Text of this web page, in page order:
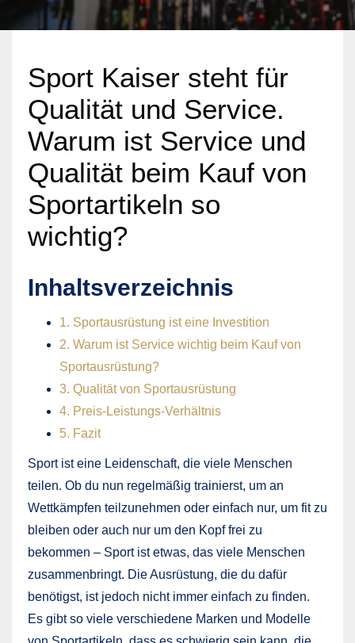
Sport Kaiser steht für
Qualität und Service.
Warum ist Service und
Qualität beim Kauf von
Sportartikeln so
wichtig?
Inhaltsverzeichnis
1. Sportausrüstung ist eine Investition
2. Warum ist Service wichtig beim Kauf von
Sportausrüstung?
3. Qualität von Sportausrüstung
4. Preis-Leistungs-Verhältnis
5. Fazit
Sport ist eine Leidenschaft, die viele Menschen
teilen. Ob du nun regelmäßig trainierst, um an
Wettkämpfen teilzunehmen oder einfach nur, um fit zu
bleiben oder auch nur um den Kopf frei zu
bekommen – Sport ist etwas, das viele Menschen
zusammenbringt. Die Ausrüstung, die du dafür
benötigst, ist jedoch nicht immer einfach zu finden.
Es gibt so viele verschiedene Marken und Modelle